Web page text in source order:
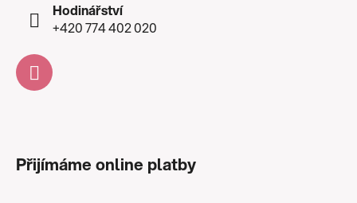
Hodinářství
+420 774 402 020
Přijímáme online platby